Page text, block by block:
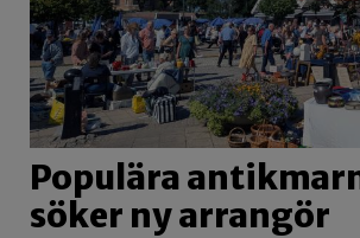
Populära
söker ny arrangör